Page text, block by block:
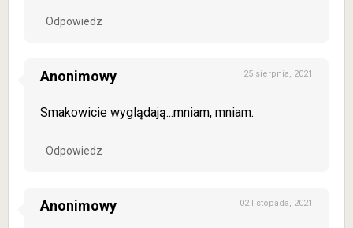
Odpowiedz
Anonimowy 25 sierpnia, 2021
Smakowicie wyglądają...mniam, mniam.
Odpowiedz
Anonimowy 02 listopada, 2021